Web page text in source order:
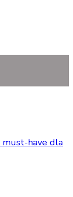
must-have dla